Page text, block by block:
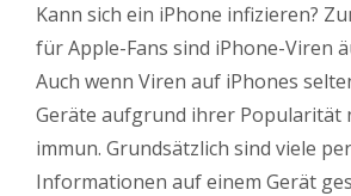
Kann sich ein iPhone infizieren?
für Apple-Fans sind iPhone-Viren
Auch wenn Viren auf iPhones
Geräte aufgrund ihrer Popularität
immun. Grundsätzlich sind viele
Informationen auf einem Gerät